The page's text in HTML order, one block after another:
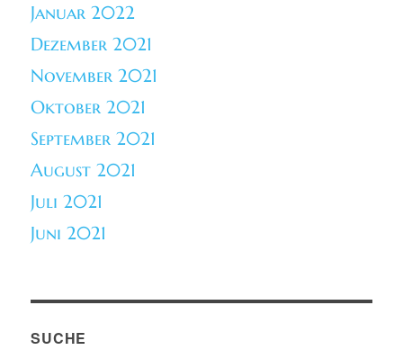
Januar 2022
Dezember 2021
November 2021
Oktober 2021
September 2021
August 2021
Juli 2021
Juni 2021
SUCHE